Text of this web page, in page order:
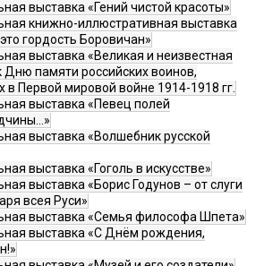
выставка «Гений чистой красоты»
книжно-иллюстративная выставка
гордость Боровичан»
выставка «Великая и неизвестная
Дню памяти российских воинов,
в Первой мировой войне 1914-1918 гг.
выставка «Певец полей
выставка «Волшебник русской
выставка «Гоголь в искусстве»
выставка «Борис Годунов – от слуги
всея Руси»
выставка «Семья философа Шпета»
выставка «С Днём рождения,